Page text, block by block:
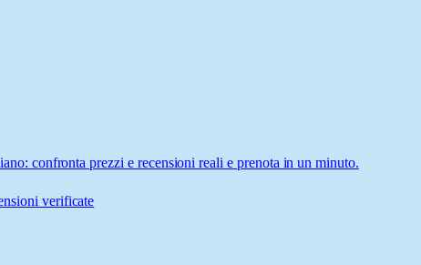
confronta prezzi e recensioni reali e prenota in un minuto.
verificate